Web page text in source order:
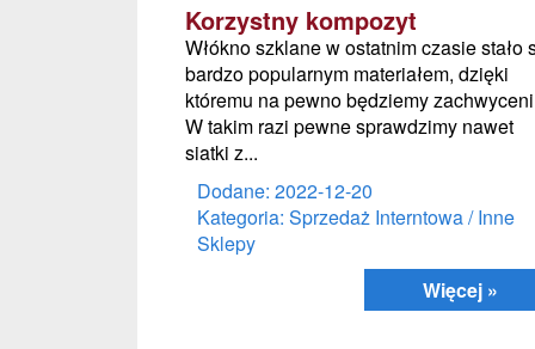
Korzystny kompozyt
Włókno szklane w ostatnim czasie stało
bardzo popularnym materiałem, dzięki
któremu na pewno będziemy
W takim razi pewne sprawdzimy nawet
siatki z...
Dodane: 2022-12-20
Kategoria: Sprzedaż Interntowa / Inne
Sklepy
Więcej »